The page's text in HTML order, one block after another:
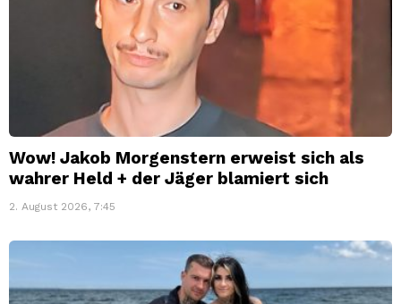
Wow! Jakob Morgenstern erweist sich als
wahrer Held + der Jäger blamiert sich
2. August 2026, 7:45